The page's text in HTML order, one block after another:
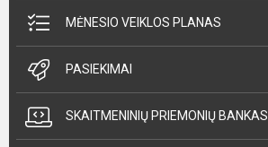
MĖNESIO VEIKLOS PLANAS
PASIEKIMAI
SKAITMENINIŲ PRIEMONIŲ BANKAS